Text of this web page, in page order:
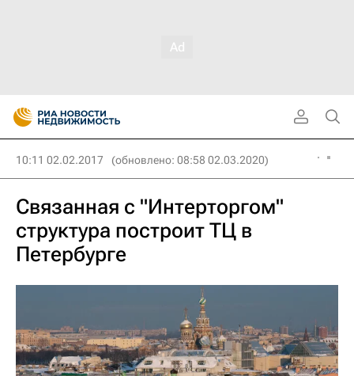
10:11 02.02.2017 (обновлено: 08:58 02.03.2020)
Связанная с "Интерторгом"
структура построит ТЦ в
Петербурге